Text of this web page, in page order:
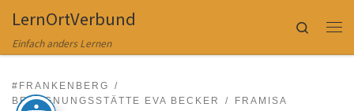
Zum Inhalt springen
LernOrtVerbund
Einfach anders Lernen
Search
#FRANKENBERG
BEGEGNUNGSSTÄTTE EVA BECKER
FRAMISA